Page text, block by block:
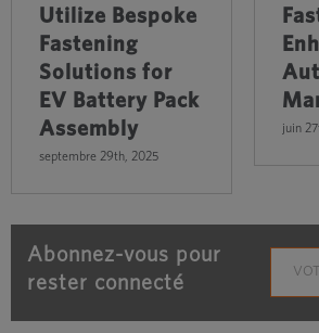
Utilize Bespoke
Fastening
Solutions for
EV Battery Pack
Assembly
septembre 29th, 2025
juin
Abonnez-vous pour
rester connecté